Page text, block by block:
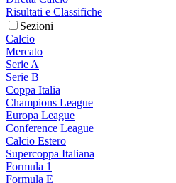
Risultati e Classifiche
Sezioni
Calcio
Mercato
Serie A
Serie B
Coppa Italia
Champions League
Europa League
Conference League
Calcio Estero
Supercoppa Italiana
Formula 1
Formula E